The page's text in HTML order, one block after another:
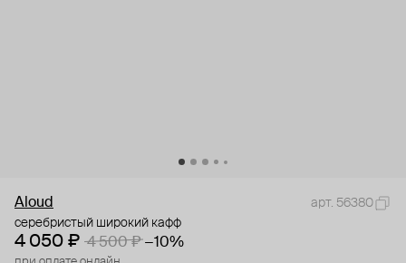
Aloud
арт. 56380
серебристый широкий кафф
4 050 ₽ 4 500 ₽ −10%